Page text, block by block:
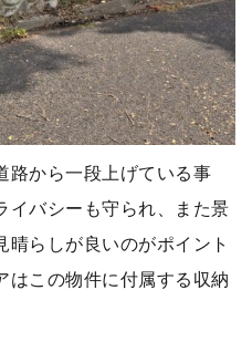
路から一段上げている事
イバシーも守られ、また景
らしが良いのがポイント
はこの物件に付属する収納